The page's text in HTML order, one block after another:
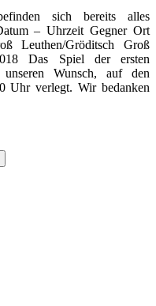
sich bereits alles
– Uhrzeit Gegner Ort
Leuthen/​Gröditsch Groß
Das Spiel der ersten
Wunsch, auf den
Uhr verlegt. Wir bedanken